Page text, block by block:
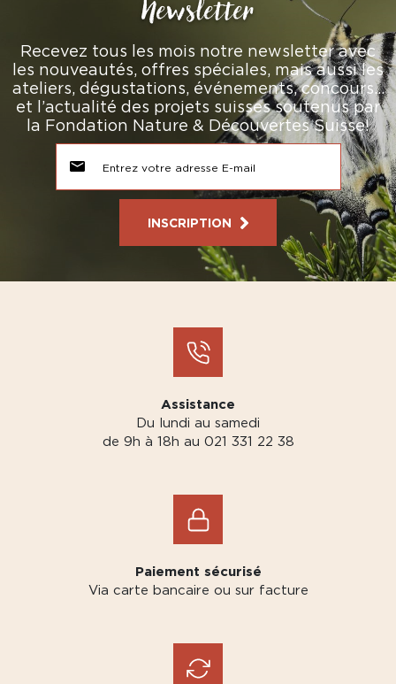
Newsletter
Recevez tous les mois notre newsletter avec
les nouveautés, offres spéciales, mais aussi les
ateliers, dégustations, événements, concours…
et l’actualité des projets suisses soutenus par
la Fondation Nature & Découvertes Suisse!
INSCRIPTION
Assistance
Du lundi au samedi
de 9h à 18h au 021 331 22 38
Paiement sécurisé
Via carte bancaire ou sur facture